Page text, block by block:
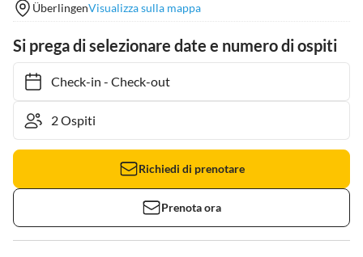
ÜberlingenVisualizza sulla mappa
Si prega di selezionare date e numero di ospiti
Check-in- Check-out
Richiedi di prenotare
Prenota ora